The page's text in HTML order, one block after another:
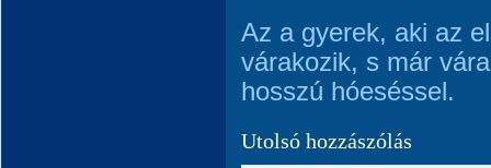
Az a gyerek, aki az
várakozik, s már
hosszú hóeséssel.
Utolsó hozzászólás